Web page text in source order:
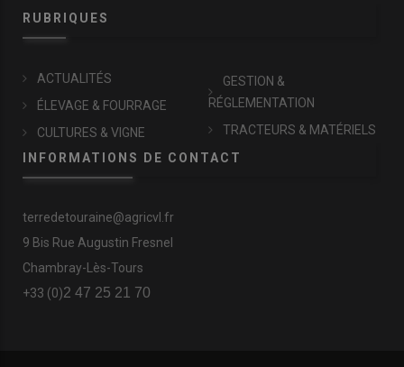
RUBRIQUES
ACTUALITÉS
ÉLEVAGE & FOURRAGE
CULTURES & VIGNE
GESTION &
RÉGLEMENTATION
TRACTEURS & MATÉRIELS
INFORMATIONS DE CONTACT
terredetouraine@agricvl.fr
9 Bis Rue Augustin Fresnel
Chambray-Lès-Tours
+33 (0)2 47 25 21 70